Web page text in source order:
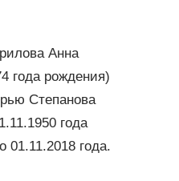
Анна
года рождения)
Степанова
года
01.11.2018 года.